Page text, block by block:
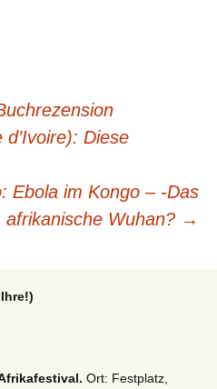
Diese
Ebola im Kongo – -Das
afrikanische Wuhan? →
Ort: Festplatz,